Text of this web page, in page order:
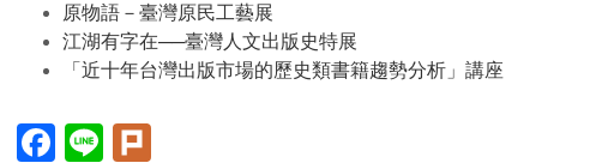
原物語－臺灣原民工藝展
江湖有字在──臺灣人文出版史特展
「近十年台灣出版市場的歷史類書籍趨勢分析」講座
Facebook(另
開
Line(另
開